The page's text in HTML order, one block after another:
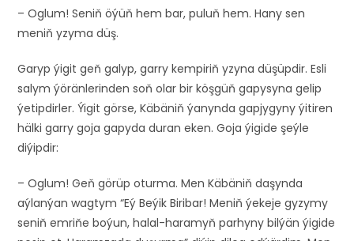
– Oglum! Seniň öýüň hem bar, puluň hem. Hany sen
meniň yzyma düş.
Garyp ýigit geň galyp, garry kempiriň yzyna düşüpdir. Esli
salym ýöränlerinden soň olar bir köşgüň gapysyna gelip
ýetipdirler. Ýigit görse, Käbäniň ýanynda gapjygyny ýitiren
hälki garry goja gapyda duran eken. Goja ýigide şeýle
diýipdir:
– Oglum! Geň görüp oturma. Men Käbäniň daşynda
aýlanýan wagtym “Eý Beýik Biribar! Meniň ýekeje gyzymy
seniň emriňe boýun, halal-haramyň parhyny bilýän ýigide